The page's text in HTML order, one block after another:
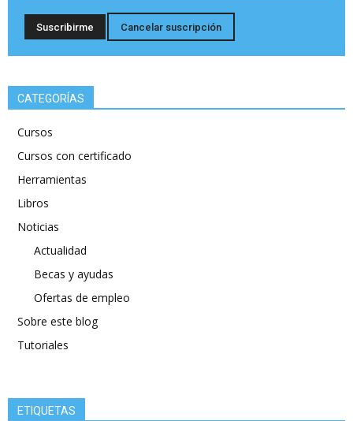
CATEGORÍAS
Cursos
Cursos con certificado
Herramientas
Libros
Noticias
Actualidad
Becas y ayudas
Ofertas de empleo
Sobre este blog
Tutoriales
ETIQUETAS